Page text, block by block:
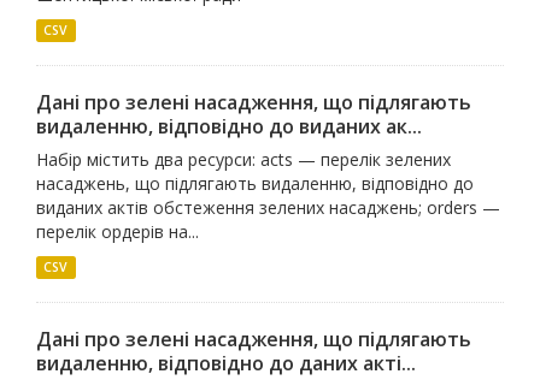
CSV
Дані про зелені насадження, що підлягають
видаленню, відповідно до виданих ак...
Набір містить два ресурси: acts — перелік зелених
насаджень, що підлягають видаленню, відповідно до
виданих актів обстеження зелених насаджень; orders —
перелік ордерів на...
CSV
Дані про зелені насадження, що підлягають
видаленню, відповідно до даних акті...